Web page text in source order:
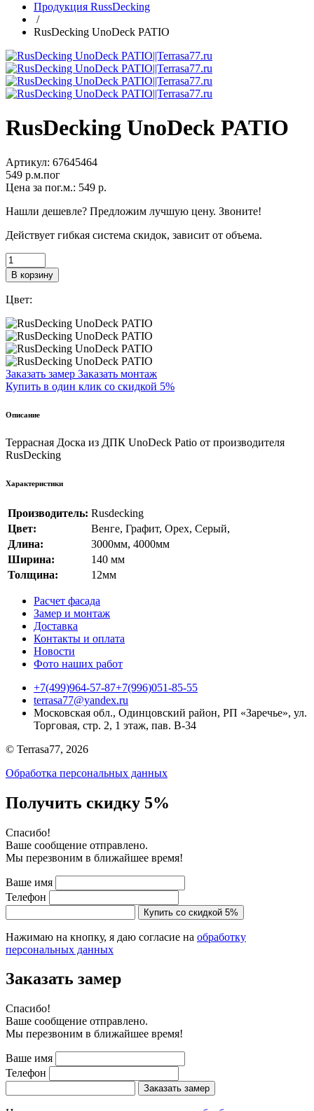
Продукция RussDecking
/
RusDecking UnoDeck PATIO
RusDecking UnoDeck PATIO
Артикул: 67645464
549 p.м.пог
Цена за пог.м.: 549 р.
Нашли дешевле? Предложим лучшую цену. Звоните!
Действует гибкая система скидок, зависит от объема.
В корзину
Цвет:
Заказать замер Заказать монтаж
Купить в один клик со скидкой 5%
Описание
Террасная Доска из ДПК UnoDeck Patio от производителя
RusDecking
Характеристики
Производитель: Rusdecking
Цвет:
Венге, Графит, Орех, Серый,
Длина:
3000мм, 4000мм
Ширина:
140 мм
Толщина:
12мм
Расчет фасада
Замер и монтаж
Доставка
Контакты и оплата
Новости
Фото наших работ
+7(499)964-57-87+7(996)051-85-55
terrasa77@yandex.ru
Московская обл., Одинцовский район, РП «Заречье», ул.
Торговая, стр. 2, 1 этаж, пав. B-34
© Terrasa77, 2026
Обработка персональных данных
Получить скидку 5%
Cпасибо!
Ваше сообщение отправлено.
Мы перезвоним в ближайшее время!
Ваше имя
Телефон
Купить со скидкой 5%
Нажимаю на кнопку, я даю согласие на обработку
персональных данных
Заказать замер
Cпасибо!
Ваше сообщение отправлено.
Мы перезвоним в ближайшее время!
Ваше имя
Телефон
Заказать замер